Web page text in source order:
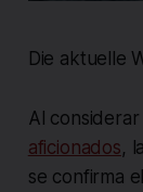
Die aktuelle
Al considerar
aficionados,
se confirma